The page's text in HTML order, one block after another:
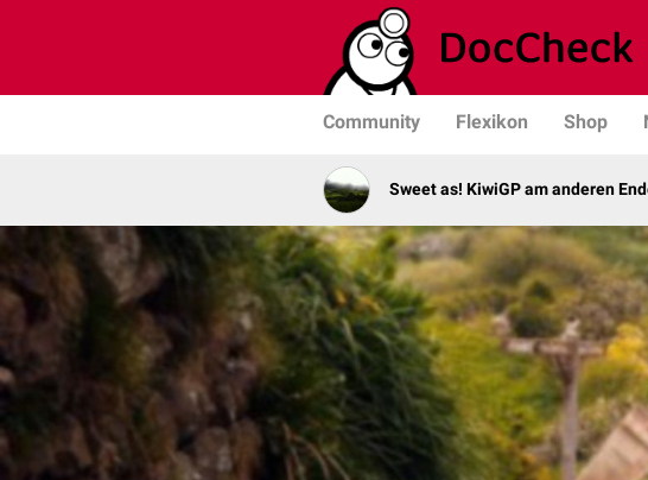
Community Flexikon Shop
Sweet as! KiwiGP am anderen